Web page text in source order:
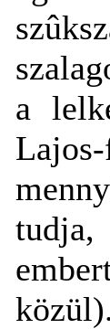
a
közül).